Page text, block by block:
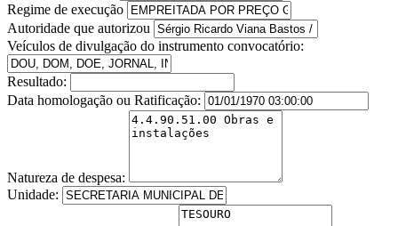
Regime de execução
Autoridade que autorizou
Veículos de divulgação do instrumento convocatório:
Resultado:
Data homologação ou Ratificação:
Natureza de despesa:
Unidade: